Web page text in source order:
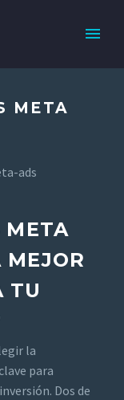
META
META
MEJOR
TU
la
para
Dos de